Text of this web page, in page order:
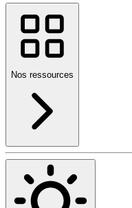
Nos ressources